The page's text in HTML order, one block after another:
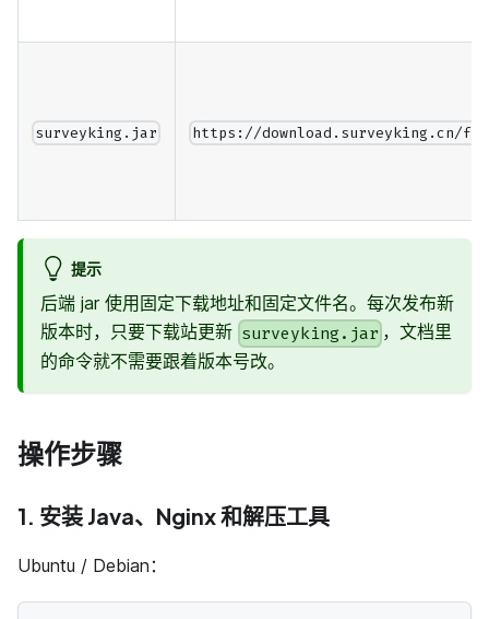
surveyking.jar https://download.surveyking.cn/
提示
后端 jar 使用固定下载地址和固定文件名。每次发布新
版本时，只要下载站更新 surveyking.jar ，文档里
的命令就不需要跟着版本号改。
操作步骤
1. 安装 Java、Nginx 和解压工具
Ubuntu / Debian：